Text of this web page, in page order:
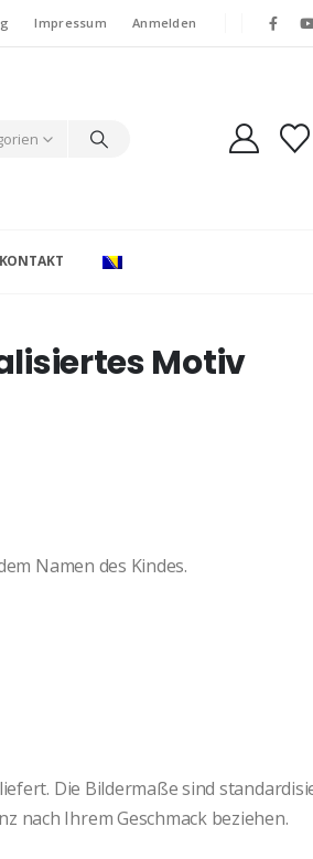
Impressum Anmelden
KONTAKT
Motiv
Namen des Kindes.
Die Bildermaße sind
nach Ihrem Geschmack beziehen.